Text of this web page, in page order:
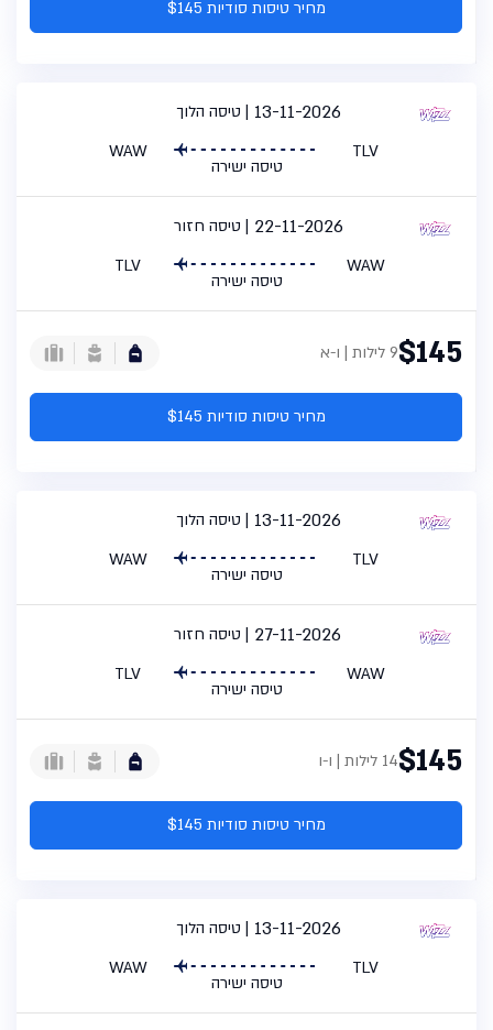
מחיר טיסות סודיות $145
טיסה הלוך 13-11-2026
TLV
טיסה ישירה
WAW
טיסה חזור 22-11-2026
WAW
טיסה ישירה
TLV
$1459 לילות | ו-א
מחיר טיסות סודיות $145
טיסה הלוך 13-11-2026
TLV
טיסה ישירה
WAW
טיסה חזור 27-11-2026
WAW
טיסה ישירה
TLV
$14514 לילות | ו-ו
מחיר טיסות סודיות $145
טיסה הלוך 13-11-2026
TLV
טיסה ישירה
WAW